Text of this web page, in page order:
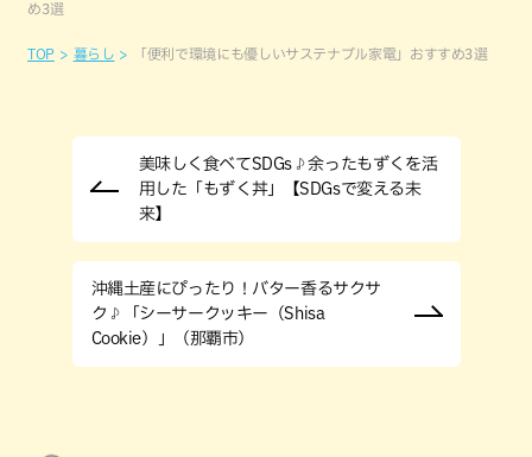
め3選
TOP 暮らし 「便利で環境にも優しいサステナブル家電」おすすめ3選
美味しく食べてSDGs♪余ったもずくを活
用した「もずく丼」【SDGsで変える未
来】
沖縄土産にぴったり！バター香るサクサ
ク♪「シーサークッキー（Shisa
Cookie）」（那覇市）